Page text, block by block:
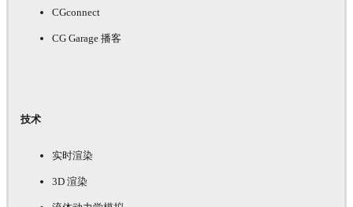
CGconnect
CG Garage 播客
技术
实时渲染
3D 渲染